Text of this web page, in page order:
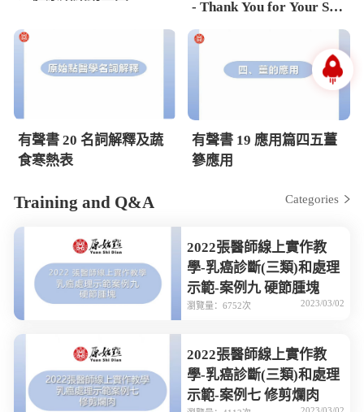
- Thank You for Your Sup
有聲書 20 名詞解釋及蔬
食寒熱表
有聲書 19 應用篇四五薑
篸應用
Training and Q&A Categories
2022張醫師線上實作教
學-乳癌診斷(三類)和處理
示範-案例九 硬節腫塊
瀏覽量：6752次 2023/03/02
2022張醫師線上實作教
學-乳癌診斷(三類)和處理
示範-案例七 修剪爛肉